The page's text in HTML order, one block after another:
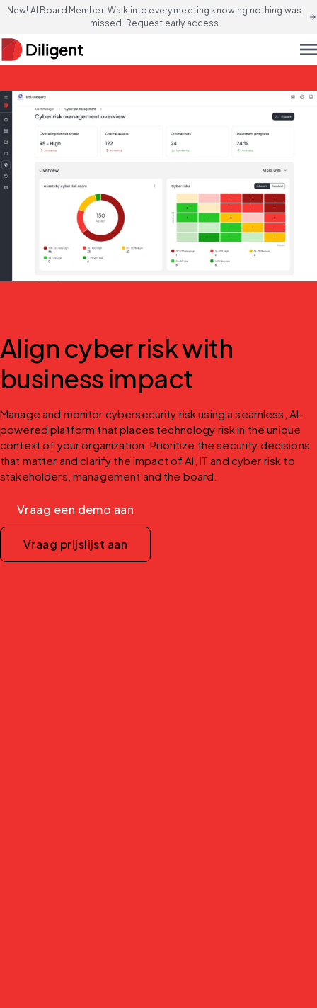
New! AI Board Member: Walk into every meeting knowing nothing was
missed. Request early access
arrow_forward
Align cyber risk with
business impact
Manage and monitor cybersecurity risk using a seamless, AI-
powered platform that places technology risk in the unique
context of your organization. Prioritize the security decisions
that matter and clarify the impact of AI, IT and cyber risk to
stakeholders, management and the board.
Vraag een demo aan
Vraag prijslijst aan